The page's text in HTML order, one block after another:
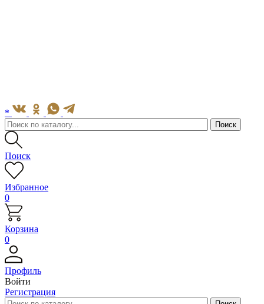
*
Поиск
Избранное
0
Корзина
0
Профиль
Войти
Регистрация